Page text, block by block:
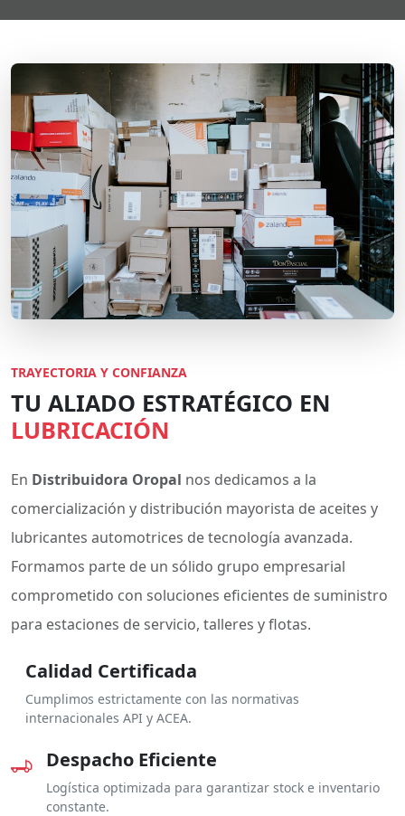
TRAYECTORIA Y CONFIANZA
TU ALIADO ESTRATÉGICO EN
LUBRICACIÓN
En Distribuidora Oropal nos dedicamos a la
comercialización y distribución mayorista de aceites y
lubricantes automotrices de tecnología avanzada.
Formamos parte de un sólido grupo empresarial
comprometido con soluciones eficientes de suministro
para estaciones de servicio, talleres y flotas.
Calidad Certificada
Cumplimos estrictamente con las normativas
internacionales API y ACEA.
Despacho Eficiente
Logística optimizada para garantizar stock e inventario
constante.